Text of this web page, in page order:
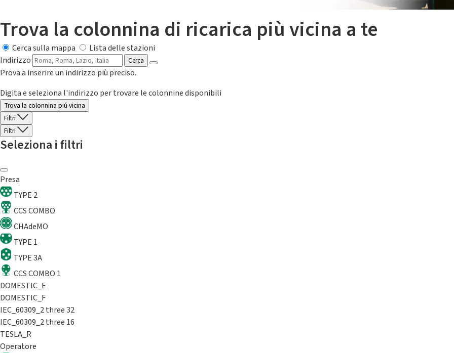
Trova la colonnina di ricarica più vicina a te
Cerca sulla mappa
Lista delle stazioni
Indirizzo
Cerca
Prova a inserire un indirizzo più preciso.
Digita e seleziona l'indirizzo per trovare le colonnine disponibili
Trova la colonnina piú vicina
Filtri
Filtri
Seleziona i filtri
Presa
TYPE 2
CCS COMBO
CHAdeMO
TYPE 1
TYPE 3A
CCS COMBO 1
DOMESTIC_E
DOMESTIC_F
IEC_60309_2 three 32
IEC_60309_2 three 16
TESLA_R
Operatore